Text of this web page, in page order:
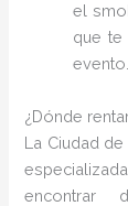
el
que te
evento.
¿Dónde
La Ciudad
encontrar